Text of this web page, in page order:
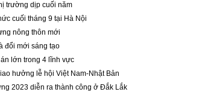
trường dịp cuối năm
cuối tháng 9 tại Hà Nội
nông thôn mới
đổi mới sáng tạo
lớn trong 4 lĩnh vực
hưởng lễ hội Việt Nam-Nhật Bản
2023 diễn ra thành công ở Đắk Lắk